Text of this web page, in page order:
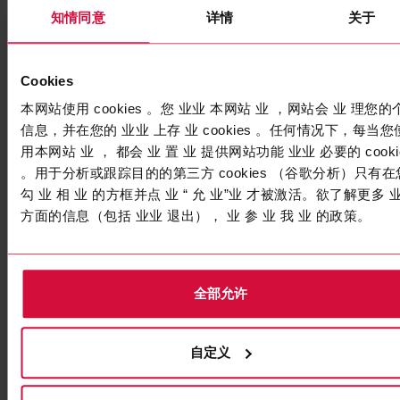
知情同意 详情 关于
Cookies
本网站使用 cookies 。您 业业 本网站 业 ，网站会 业 理您的
信息，并在您的 业业 上存 业 cookies 。任何情况下，每当您
用本网站 业 ， 都会 业 置 业 提供网站功能 业业 必要的
。用于分析或跟踪目的的第三方 cookies （谷歌分析）只有在
勾 业 相 业 的方框并点 业 “ 允 业”业 才被激活。欲了解更多
方面的信息（包括 业业 退出）， 业 参 业 我 业 的政策。
全部允许
自定义
聚酯布基胶带
科络普线束胶带
聚酯布基胶带